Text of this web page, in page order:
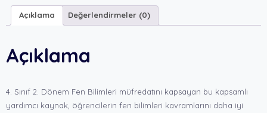
Bilgisi
Yardımcı
Kaynak
Açıklama Değerlendirmeler (0)
Açıklama
4. Sınıf 2. Dönem Fen Bilimleri müfredatını kapsayan bu kapsamlı
yardımcı kaynak, öğrencilerin fen bilimleri kavramlarını daha iyi